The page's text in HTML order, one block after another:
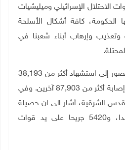
الاحتلال الإسرائيلي وميليشيات
الحكومة، كافة أشكال الأسلحة
وتعذيب وإرهاب أبناء شعبنا في
.
وفي هذا السياق، أشار منصور إلى استشهاد أكثر من 38,193
فلسطينيا في قطاع غزة وإصابة أكثر من 87,903 آخرين. وفي
الشرقية، أشار الى ان حصيلة
الضحايا بلغت 571 شهيدا، و5420 جريحا على يد قوات